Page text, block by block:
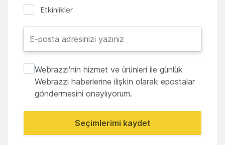
Etkinlikler
Webrazzi'nin hizmet ve ürünleri ile günlük
Webrazzi haberlerine ilişkin olarak epostalar
göndermesini onaylıyorum.
Seçimlerimi kaydet